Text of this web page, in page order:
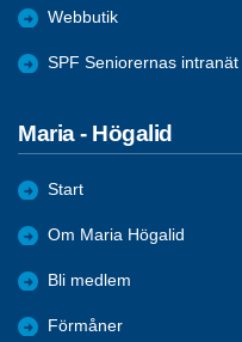
Webbutik
SPF Seniorernas intranät
Maria - Högalid
Start
Om Maria Högalid
Bli medlem
Förmåner